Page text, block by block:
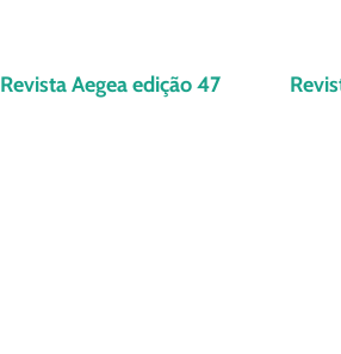
Revista Aegea edição 47